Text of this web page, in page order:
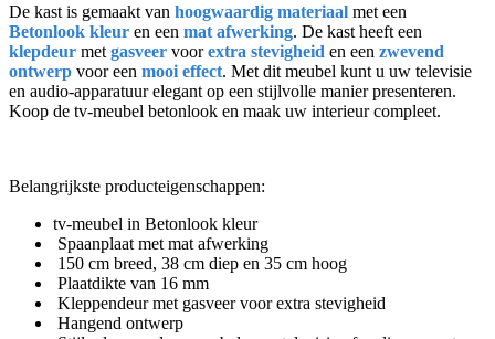
De kast is gemaakt van hoogwaardig materiaal met een
Betonlook kleur en een mat afwerking. De kast heeft een
klepdeur met gasveer voorextra stevigheid en een zwevend
ontwerp voor een mooi effect. Met dit meubel kunt u uw televisie
en audio-apparatuur elegant op een stijlvolle manier presenteren.
Koop de tv-meubel betonlook en maak uw interieur compleet.
Belangrijkste producteigenschappen:
tv-meubel in Betonlook kleur
Spaanplaat met mat afwerking
150 cm breed, 38 cm diep en 35 cm hoog
Plaatdikte van 16 mm
Kleppendeur met gasveer voor extra stevigheid
Hangend ontwerp